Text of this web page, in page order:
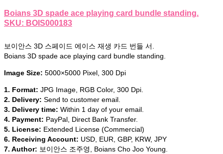
Boians 3D spade ace playing card bundle standing.
SKU: BOIS000183
보이안스 3D 스페이드 에이스 재생 카드 번들 서.
Boians 3D spade ace playing card bundle standing.
Image Size: 5000×5000 Pixel, 300 Dpi
1. Format: JPG Image, RGB Color, 300 Dpi.
2. Delivery: Send to customer email.
3. Delivery time: Within 1 day of your email.
4. Payment: PayPal, Direct Bank Transfer.
5. License: Extended License (Commercial)
6. Receiving Account: USD, EUR, GBP, KRW, JPY
7. Author: 보이안스 조주영, Boians Cho Joo Young.